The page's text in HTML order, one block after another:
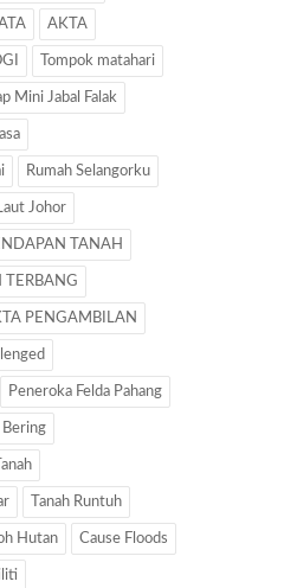
AKTA
Tompok matahari
Mini Jabal Falak
Rumah Selangorku
Johor
TANAH
TERBANG
PENGAMBILAN
Peneroka Felda Pahang
Bering
Tanah Runtuh
Hutan Cause Floods